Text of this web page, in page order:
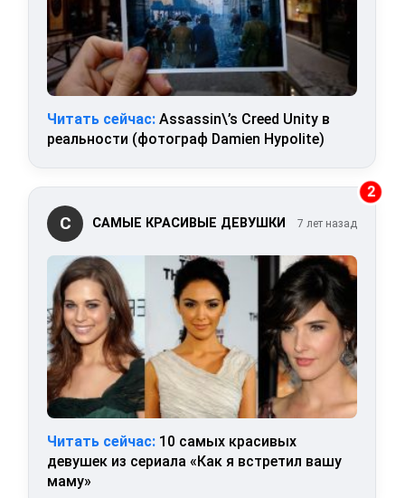
Читать сейчас: Assassin\’s Creed Unity в
реальности (фотограф Damien Hypolite)
2
С САМЫЕ КРАСИВЫЕ ДЕВУШКИ 7 лет назад
Читать сейчас: 10 самых красивых
девушек из сериала «Как я встретил вашу
маму»